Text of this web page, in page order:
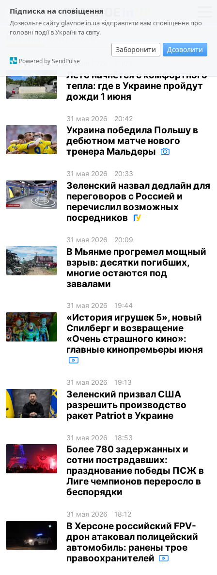
Підписка на сповіщення
Дозвольте сайту glavnoe.in.ua відправляти вам сповіщення про
головні події в Україні та світу.
Заборонити Дозволити
Powered by SendPulse
новости
о проекте
общество
происшествия
техно
спорт
лонгриды
харьков
архив
gambling
Месяц:Май 2026
31 мая 2026
Лето начнётся с комфортного
тепла: где в Украине пройдут
дожди 1 июня
31 мая 2026 20:42
Украина победила Польшу в
дебютном матче нового
тренера Мальдеры
31 мая 2026 20:33
Зеленский назвал дедлайн для
переговоров с Россией и
перечислил возможных
посредников
31 мая 2026 20:09
В Мьянме прогремел мощный
взрыв: десятки погибших,
многие остаются под
завалами
31 мая 2026 19:44
«История игрушек 5», новый
Спилберг и возвращение
«Очень страшного кино»:
главные кинопремьеры июня
31 мая 2026 19:13
Зеленский призвал США
разрешить производство
ракет Patriot в Украине
31 мая 2026 18:53
Более 780 задержанных и
сотни пострадавших:
празднование победы ПСЖ в
Лиге чемпионов переросло в
беспорядки
31 мая 2026 18:12
В Херсоне российский FPV-
дрон атаковал полицейский
автомобиль: ранены трое
правоохранителей